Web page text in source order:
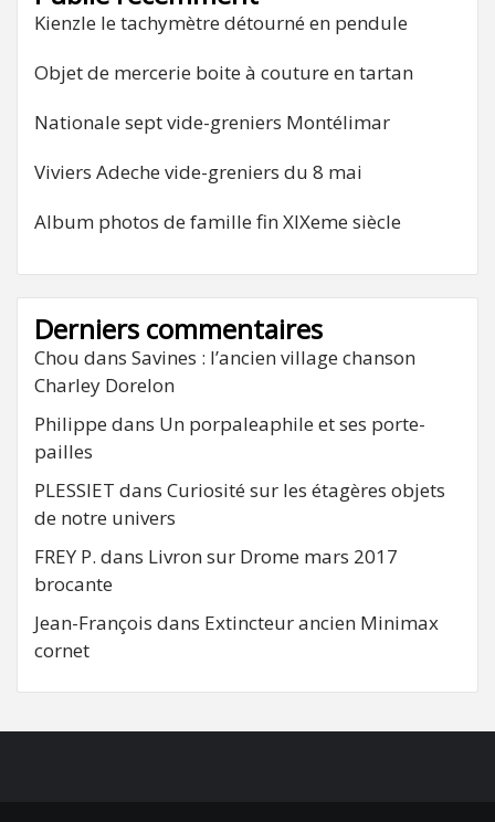
Kienzle le tachymètre détourné en pendule
Objet de mercerie boite à couture en tartan
Nationale sept vide-greniers Montélimar
Viviers Adeche vide-greniers du 8 mai
Album photos de famille fin XIXeme siècle
Derniers commentaires
Chou dans Savines : l’ancien village chanson
Charley Dorelon
Philippe dans Un porpaleaphile et ses porte-
pailles
PLESSIET dans Curiosité sur les étagères objets
de notre univers
FREY P. dans Livron sur Drome mars 2017
brocante
Jean-François dans Extincteur ancien Minimax
cornet